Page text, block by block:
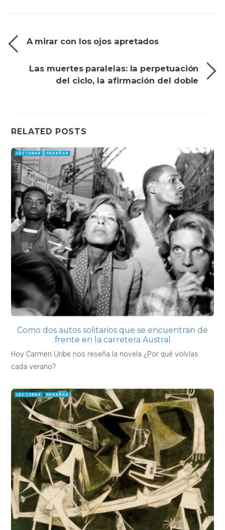
A mirar con los ojos apretados
Las muertes paralelas: la perpetuación
del ciclo, la afirmación del doble
RELATED POSTS
LECTURAS RESEÑAS
Como dos autos solitarios que se encuentran de
frente en la carretera Austral
Hoy Carmen Uribe nos reseña la novela ¿Por qué volvías
cada verano?
LECTURAS RESEÑAS